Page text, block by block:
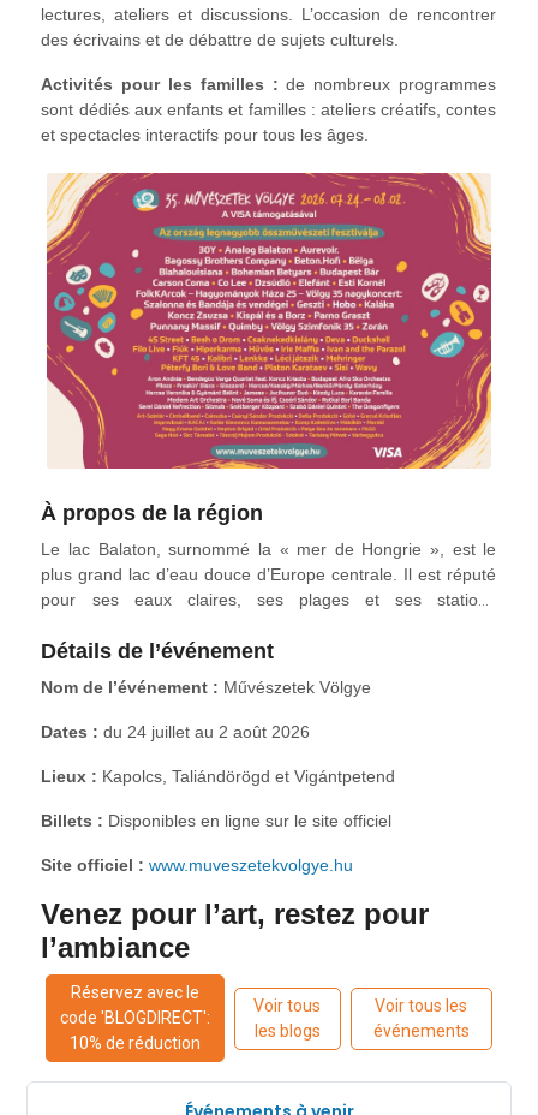
lectures, ateliers et discussions. L’occasion de rencontrer
des écrivains et de débattre de sujets culturels.
Activités pour les familles :de nombreux programmes
sont dédiés aux enfants et familles : ateliers créatifs, contes
et spectacles interactifs pour tous les âges.
À propos de la région
Le lac Balaton, surnommé la « mer de Hongrie », est le
plus grand lac d’eau douce d’Europe centrale. Il est réputé
pour ses eaux claires, ses plages et ses stations
Haut-Balaton : Kapolcs, Taliándörögd et Vigántpetend. Ces
avec des musées locaux, des restaurants traditionnels et
des marchés d’artisanat.
Détails de l’événement
Nom de l’événement : Művészetek Völgye
Dates : du 24 juillet au 2 août 2026
Lieux : Kapolcs, Taliándörögd et Vigántpetend
Billets : Disponibles en ligne sur le site officiel
Site officiel : www.muveszetekvolgye.hu
Venez pour l’art, restez pour
l’ambiance
Réservez avec le
code 'BLOGDIRECT':
10% de réduction
Voir tous
les blogs
Voir tous les
événements